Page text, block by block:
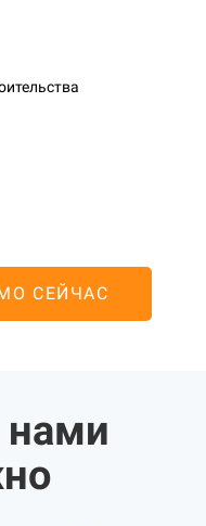
СЕЙЧАС
нами